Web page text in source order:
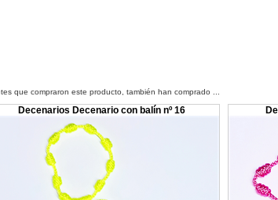
que compraron este producto, también han comprado ...
Decenarios Decenario con balín nº 16